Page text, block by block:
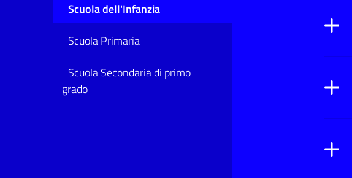
Scuola dell'Infanzia
Scuola Primaria
Scuola Secondaria di primo
grado